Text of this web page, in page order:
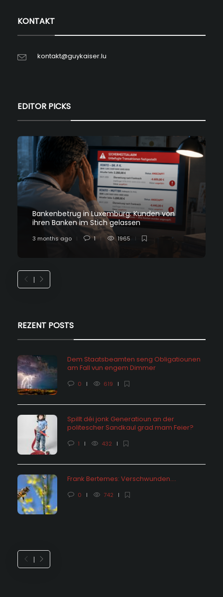
KONTAKT
kontakt@guykaiser.lu
EDITOR PICKS
Bankenbetrug in Luxemburg: Kunden von
ihren Banken im Stich gelassen
3 months ago 1 1965
REZENT POSTS
Dem Staatsbeamten seng Obligatiounen
am Fall vun engem Dimmer
0 619
Spillt déi jonk Generatioun an der
politescher Sandkaul grad mam Feier?
1 432
Frank Bertemes: Verschwunden….
0 742